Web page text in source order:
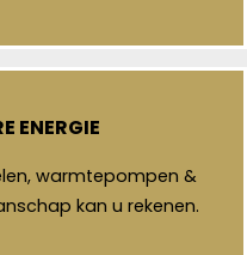
ENERGIE
warmtepompen &
kan u rekenen.